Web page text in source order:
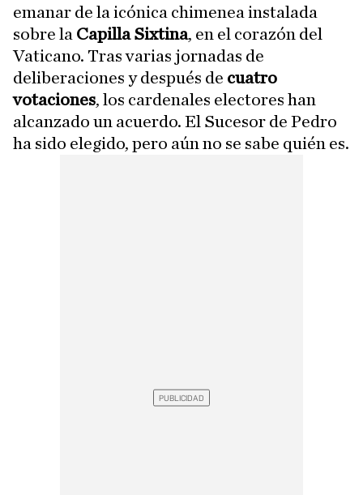
emanar de la icónica chimenea instalada
sobre la Capilla Sixtina, en el corazón del
Vaticano. Tras varias jornadas de
deliberaciones y después de cuatro
votaciones, los cardenales electores han
alcanzado un acuerdo. El Sucesor de Pedro
ha sido elegido, pero aún no se sabe quién es.